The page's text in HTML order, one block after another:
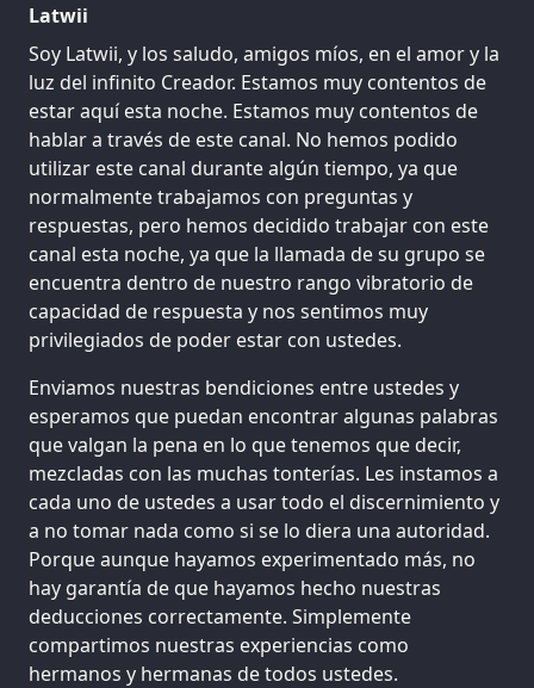
Latwii
Soy Latwii, y los saludo, amigos míos, en el amor y la
luz del infinito Creador. Estamos muy contentos de
estar aquí esta noche. Estamos muy contentos de
hablar a través de este canal. No hemos podido
utilizar este canal durante algún tiempo, ya que
normalmente trabajamos con preguntas y
respuestas, pero hemos decidido trabajar con este
canal esta noche, ya que la llamada de su grupo se
encuentra dentro de nuestro rango vibratorio de
capacidad de respuesta y nos sentimos muy
privilegiados de poder estar con ustedes.
Enviamos nuestras bendiciones entre ustedes y
esperamos que puedan encontrar algunas palabras
que valgan la pena en lo que tenemos que decir,
mezcladas con las muchas tonterías. Les instamos a
cada uno de ustedes a usar todo el discernimiento y
a no tomar nada como si se lo diera una autoridad.
Porque aunque hayamos experimentado más, no
hay garantía de que hayamos hecho nuestras
deducciones correctamente. Simplemente
compartimos nuestras experiencias como
hermanos y hermanas de todos ustedes.